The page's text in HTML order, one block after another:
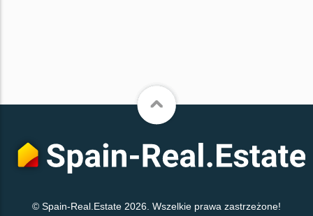
© Spain-Real.Estate 2026. Wszelkie prawa zastrzeżone!